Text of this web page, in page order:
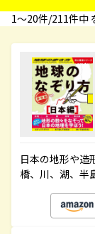
1〜20件/211件中
日本の地形や造
橋、川、湖、半